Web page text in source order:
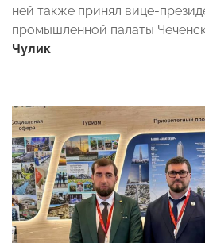
ней также принял вице-
промышленной палаты
Чулик.